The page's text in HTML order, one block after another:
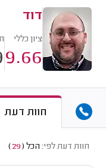
דוד
ציון כללי
9.66
חוות דעת
חוות דעת לפי: הכל (
29
)